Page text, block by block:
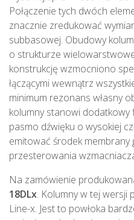
Połączenie tych dwóch
znacznie zredukować
subbasowej. Obudowy
o strukturze
konstrukcję wzmocniono
łączącymi wewnątrz
minimum rezonans własny
kolumny stanowi dodatkowy
pasmo dźwięku o wysokiej
emitować środek membrany
przesterowania
Na zamówienie
18DLx. Kolumny w tej wersji
Line-x. Jest to powłoka